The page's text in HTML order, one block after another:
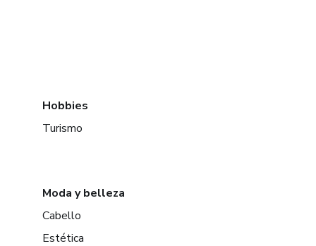
Hobbies
Turismo
Moda y belleza
Cabello
Estética